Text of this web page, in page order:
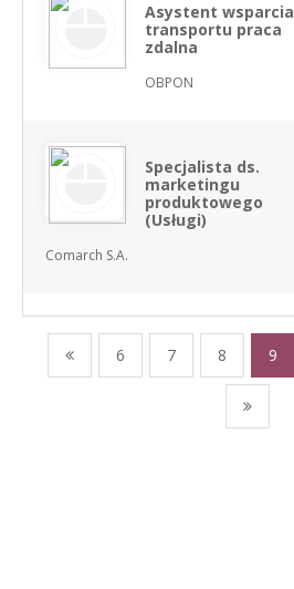
Asystent wsparcia
transportu praca
zdalna
OBPON
Specjalista ds.
marketingu
produktowego
(Usługi)
Comarch S.A.
6 7 8 9